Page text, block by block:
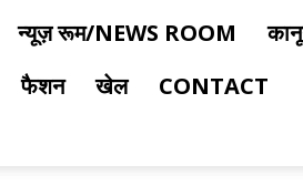
न्यूज़ रूम/NEWS ROOM
फैशन खेल CONTACT